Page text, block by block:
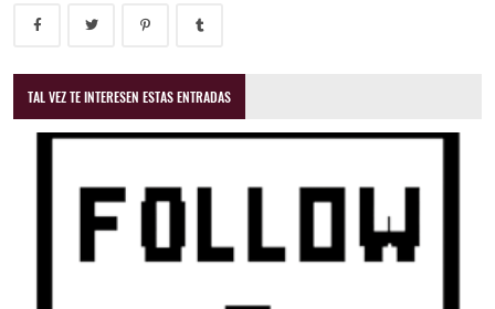
TAL VEZ TE INTERESEN ESTAS ENTRADAS